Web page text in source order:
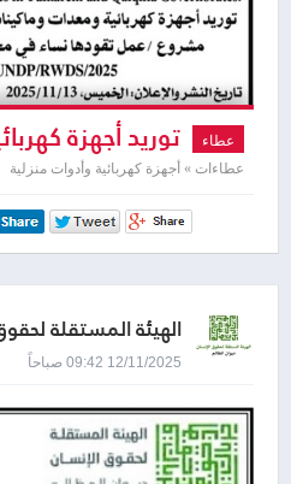
عطاء توريد أجهزة
مشروع
عطاءات » أجهزة كهربائية وأدوات منزلية
الهيئة المستقلة
12/11/2025 09:42 صباحاً